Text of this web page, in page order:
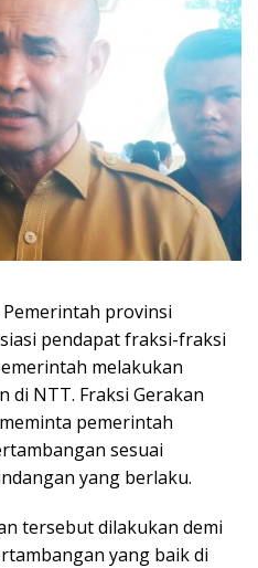
Pemerintah provinsi
pendapat fraksi-fraksi
melakukan
NTT. Fraksi Gerakan
pemerintah
sesuai
yang berlaku.
tersebut dilakukan demi
yang baik di